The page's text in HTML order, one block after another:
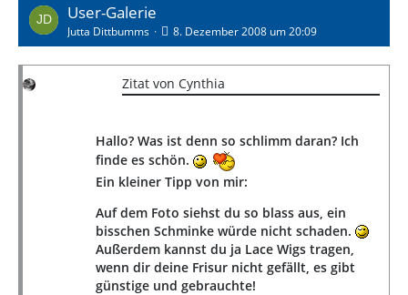
User-Galerie
Jutta Dittbumms 8. Dezember 2008 um 20:09
Zitat von Cynthia
Hallo? Was ist denn so schlimm daran? Ich
finde es schön.
Ein kleiner Tipp von mir:
Auf dem Foto siehst du so blass aus, ein
bisschen Schminke würde nicht schaden.
Außerdem kannst du ja Lace Wigs tragen,
wenn dir deine Frisur nicht gefällt, es gibt
günstige und gebrauchte!